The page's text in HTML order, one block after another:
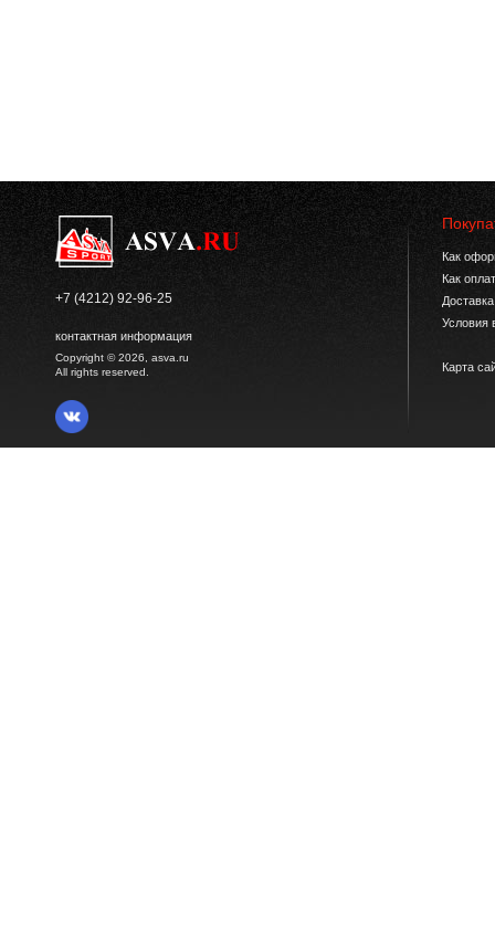
+7 (4212) 92-96-25
контактная информация
Copyright © 2026, asva.ru
All rights reserved.
Как
Как
Условия
Карта